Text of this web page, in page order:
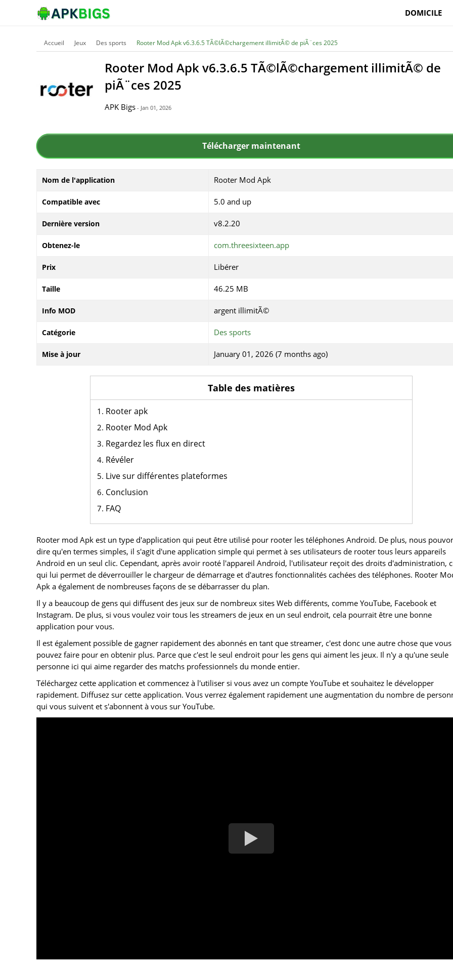
DOMICILE
Accueil Jeux Des sports Rooter Mod Apk v6.3.6.5 TÃ©lÃ©chargement illimitÃ© de piÃ¨ces 2025
Rooter Mod Apk v6.3.6.5 TÃ©lÃ©chargement illimitÃ© de
piÃ¨ces 2025
APK Bigs - Jan 01, 2026
Télécharger maintenant
Nom de l'application Rooter Mod Apk
Compatible avec 5.0 and up
Dernière version v8.2.20
Obtenez-le com.threesixteen.app
Prix Libérer
Taille 46.25 MB
Info MOD argent illimitÃ©
Catégorie Des sports
Mise à jour January 01, 2026 (7 months ago)
Table des matières
Rooter apk
Rooter Mod Apk
Regardez les flux en direct
Révéler
Live sur différentes plateformes
Conclusion
FAQ
Rooter mod Apk est un type d'application qui peut être utilisé pour rooter les téléphones Android. De plus, nous
dire qu'en termes simples, il s'agit d'une application simple qui permet à ses utilisateurs de rooter tous leurs appareils
Android en un seul clic. Cependant, après avoir rooté l'appareil Android, l'utilisateur reçoit des droits d'administration,
qui lui permet de déverrouiller le chargeur de démarrage et d'autres fonctionnalités cachées des téléphones. Rooter
Apk a également de nombreuses façons de se débarrasser du plan.
Il y a beaucoup de gens qui diffusent des jeux sur de nombreux sites Web différents, comme YouTube, Facebook et
Instagram. De plus, si vous voulez voir tous les streamers de jeux en un seul endroit, cela pourrait être une bonne
application pour vous.
Il est également possible de gagner rapidement des abonnés en tant que streamer, c'est donc une autre chose que vous
pouvez faire pour en obtenir plus. Parce que c'est le seul endroit pour les gens qui aiment les jeux. Il n'y a qu'une seule
personne ici qui aime regarder des matchs professionnels du monde entier.
Téléchargez cette application et commencez à l'utiliser si vous avez un compte YouTube et souhaitez le développer
rapidement. Diffusez sur cette application. Vous verrez également rapidement une augmentation du nombre de
qui vous suivent et s'abonnent à vous sur YouTube.